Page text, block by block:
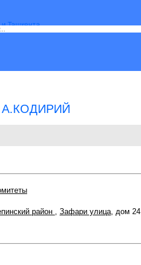
А.КОДИРИЙ
район , Зафари улица, дом 24